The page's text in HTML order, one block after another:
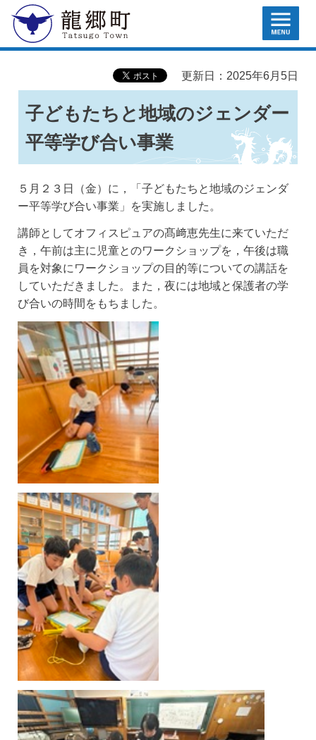
龍郷町 MENU
更新日：2025年6月5日
子どもたちと地域のジェンダー
平等学び合い事業
５月２３日（金）に，「子どもたちと地域のジェンダ
ー平等学び合い事業」を実施しました。
講師としてオフィスピュアの髙﨑恵先生に来ていただ
き，午前は主に児童とのワークショップを，午後は職
員を対象にワークショップの目的等についての講話を
していただきました。また，夜には地域と保護者の学
び合いの時間をもちました。